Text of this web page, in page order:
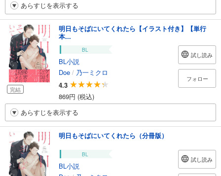
あらすじを表示する
完結
明日もそばにいてくれたら【イラスト付き】【単行
本...
BL
BL小説
Doe / 乃一ミクロ
4.3
869円 (税込)
試し読み
フォロー
あらすじを表示する
明日もそばにいてくれたら（分冊版）
BL
BL小説
試し読み